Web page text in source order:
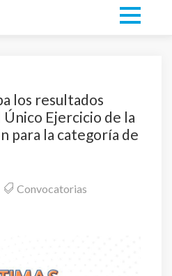
los resultados
Ejercicio de la
para la categoría de
Convocatorias